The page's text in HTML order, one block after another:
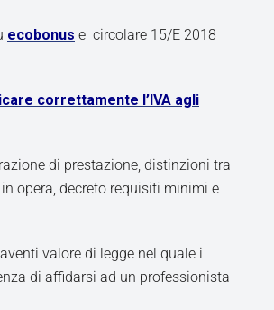
ecobonus e circolare 15/E 2018
correttamente l’IVA agli
di prestazione, distinzioni tra
opera, decreto requisiti minimi e
valore di legge nel quale i
di affidarsi ad un professionista